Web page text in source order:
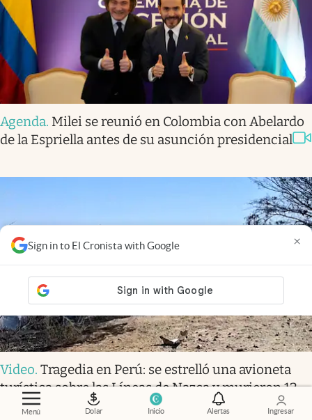
Menú Dolar Inicio Alertas Ingresar
Sign in to El Cronista with Google ×
Agenda. Milei se reunió en Colombia con Abelardo
de la Espriella antes de su asunción presidencial
Video. Tragedia en Perú: se estrelló una avioneta
turística sobre las Líneas de Nazca y murieron 13
personas